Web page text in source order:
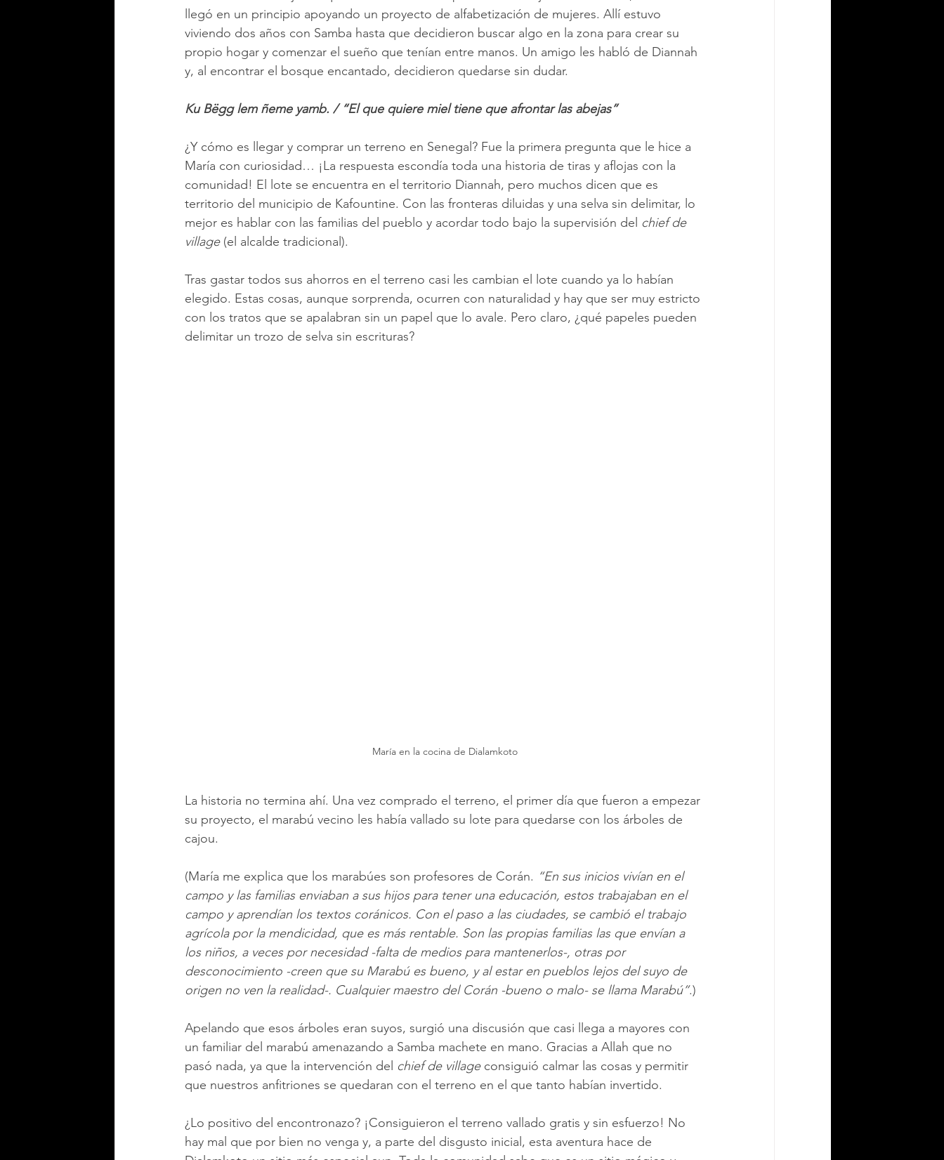
llegó en un principio apoyando un proyecto de alfabetización de mujeres. Allí estuvo
viviendo dos años con Samba hasta que decidieron buscar algo en la zona para crear su
propio hogar y comenzar el sueño que tenían entre manos. Un amigo les habló de Diannah
y, al encontrar el bosque encantado, decidieron quedarse sin dudar.
Ku Bëgg lem ñeme yamb. / “El que quiere miel tiene que afrontar las abejas”
¿Y cómo es llegar y comprar un terreno en Senegal? Fue la primera pregunta que le hice a
María con curiosidad… ¡La respuesta escondía toda una historia de tiras y aflojas con la
comunidad! El lote se encuentra en el territorio Diannah, pero muchos dicen que es
territorio del municipio de Kafountine. Con las fronteras diluidas y una selva sin delimitar, lo
mejor es hablar con las familias del pueblo y acordar todo bajo la supervisión del chief de
village (el alcalde tradicional).
Tras gastar todos sus ahorros en el terreno casi les cambian el lote cuando ya lo habían
elegido. Estas cosas, aunque sorprenda, ocurren con naturalidad y hay que ser muy estricto
con los tratos que se apalabran sin un papel que lo avale. Pero claro, ¿qué papeles pueden
delimitar un trozo de selva sin escrituras?
María en la cocina de Dialamkoto
La historia no termina ahí. Una vez comprado el terreno, el primer día que fueron a empezar
su proyecto, el marabú vecino les había vallado su lote para quedarse con los árboles de
cajou.
(María me explica que los marabúes son profesores de Corán. “En sus inicios vivían en el
campo y las familias enviaban a sus hijos para tener una educación, estos trabajaban en el
campo y aprendían los textos coránicos. Con el paso a las ciudades, se cambió el trabajo
agrícola por la mendicidad, que es más rentable. Son las propias familias las que envían a
los niños, a veces por necesidad -falta de medios para mantenerlos-, otras por
desconocimiento -creen que su Marabú es bueno, y al estar en pueblos lejos del suyo de
origen no ven la realidad-. Cualquier maestro del Corán -bueno o malo- se llama Marabú”.)
Apelando que esos árboles eran suyos, surgió una discusión que casi llega a mayores con
un familiar del marabú amenazando a Samba machete en mano. Gracias a Allah que no
pasó nada, ya que la intervención del chief de village consiguió calmar las cosas y permitir
que nuestros anfitriones se quedaran con el terreno en el que tanto habían invertido.
¿Lo positivo del encontronazo? ¡Consiguieron el terreno vallado gratis y sin esfuerzo! No
hay mal que por bien no venga y, a parte del disgusto inicial, esta aventura hace de